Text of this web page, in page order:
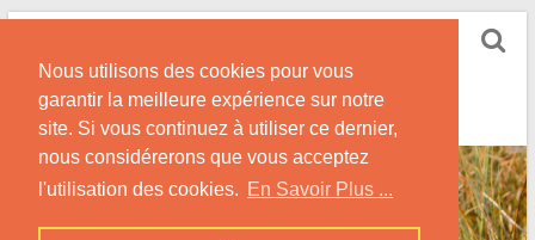
Nous utilisons des cookies pour vous
garantir la meilleure expérience sur notre
site. Si vous continuez à utiliser ce dernier,
nous considérerons que vous acceptez
l'utilisation des cookies. En Savoir Plus ...
Skip
contentVietnamienne
Rencontre une Célibataire Originaire du VietNam !